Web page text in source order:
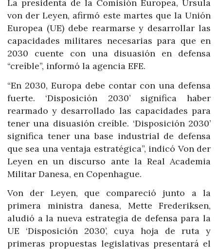
La presidenta de la Comisión Europea, Ursula
von der Leyen, afirmó este martes que la Unión
Europea (UE) debe rearmarse y desarrollar las
capacidades militares necesarias para que en
2030 cuente con una disuasión en defensa
“creíble”, informó la agencia EFE.
“En 2030, Europa debe contar con una defensa
fuerte. ‘Disposición 2030’ significa haber
rearmado y desarrollado las capacidades para
tener una disuasión creíble. ‘Disposición 2030’
significa tener una base industrial de defensa
que sea una ventaja estratégica”, indicó Von der
Leyen en un discurso ante la Real Academia
Militar Danesa, en Copenhague.
Von der Leyen, que compareció junto a la
primera ministra danesa, Mette Frederiksen,
aludió a la nueva estrategia de defensa para la
UE ‘Disposición 2030’, cuya hoja de ruta y
primeras propuestas legislativas presentará el